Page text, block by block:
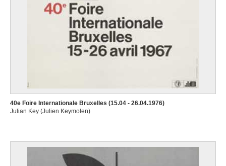
40e Foire Internationale Bruxelles (15.04 - 26.04.1976)
Julian Key (Julien Keymolen)